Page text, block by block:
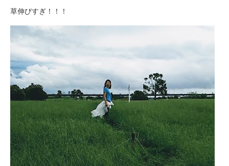
草伸びすぎ！！！